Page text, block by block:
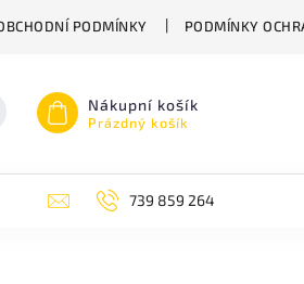
PODMÍNKY PODMÍNKY
Nákupní košík
Prázdný košík
NŮŽKY ZAHRADNÍ NÁŘADÍ STIGA
739 859 264